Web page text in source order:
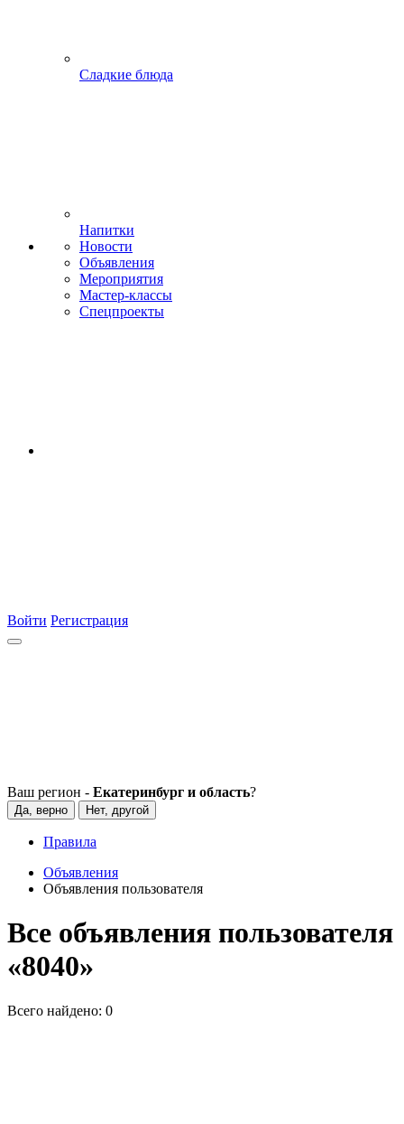
Сладкие блюда
Напитки
Новости
Объявления
Мероприятия
Мастер-классы
Спецпроекты
Войти Регистрация
Ваш регион - Екатеринбург и область?
Да, верно Нет, другой
Правила
Объявления
Объявления пользователя
Все объявления пользователя
«8040»
Всего найдено: 0